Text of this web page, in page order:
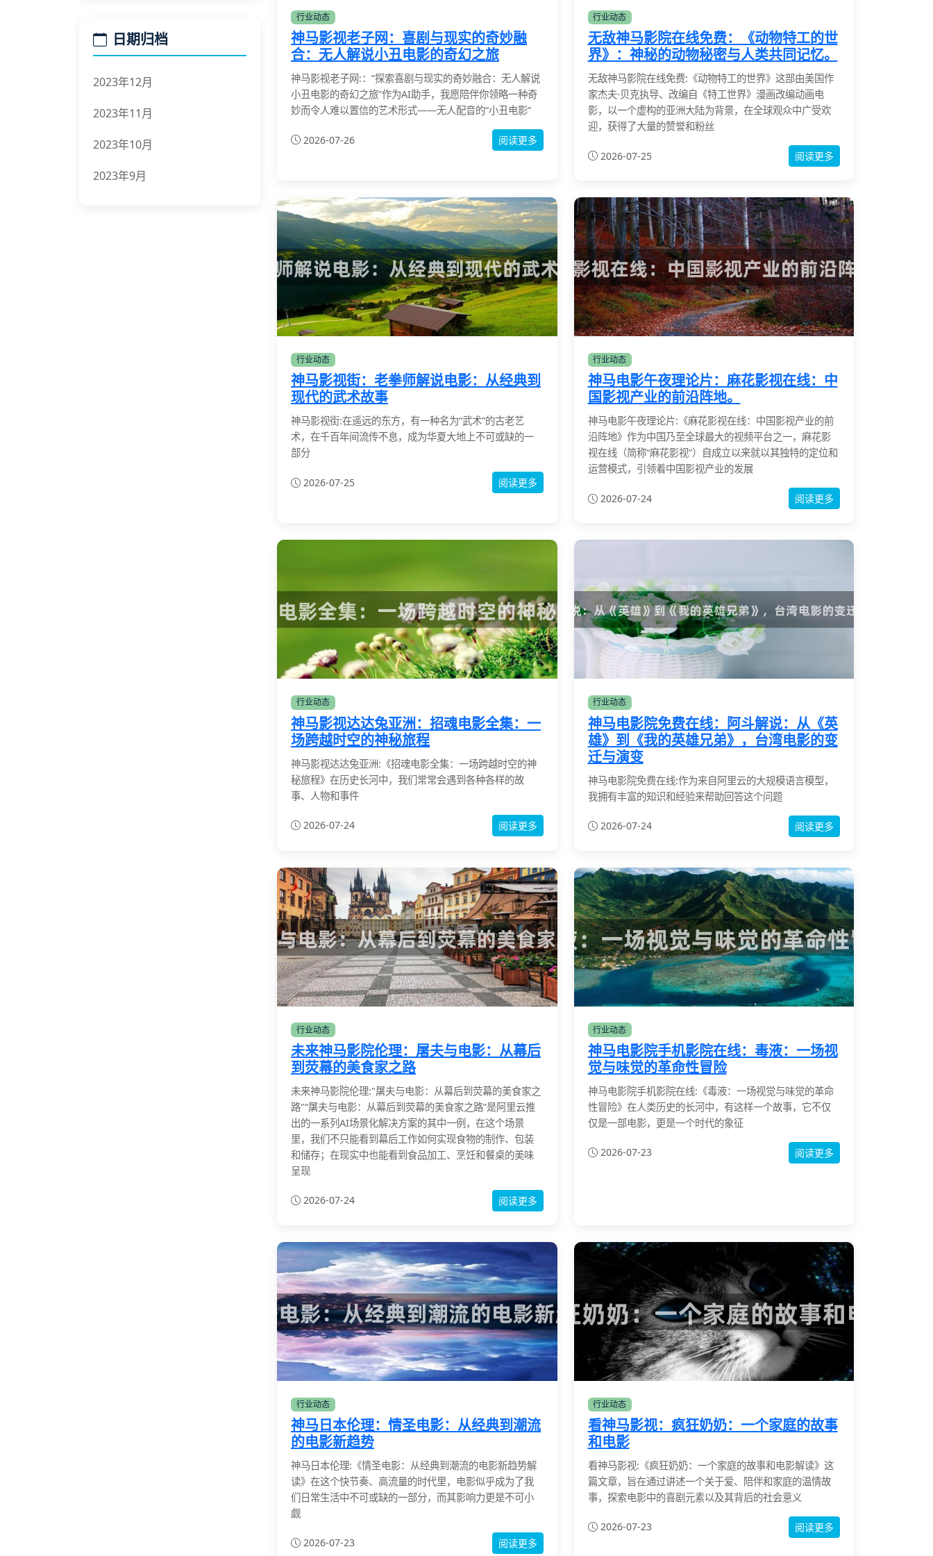
日期归档
2023年12月
2023年11月
2023年10月
2023年9月
行业动态
神马影视老子网：喜剧与现实的奇妙融
合：无人解说小丑电影的奇幻之旅
神马影视老子网:：“探索喜剧与现实的奇妙融合：无人解说
小丑电影的奇幻之旅”作为AI助手，我愿陪伴你领略一种奇
妙而令人难以置信的艺术形式——无人配音的“小丑电影”
2026-07-26 阅读更多
行业动态
无敌神马影院在线免费：《动物特工的世
界》：神秘的动物秘密与人类共同记忆。
无敌神马影院在线免费:《动物特工的世界》这部由美国作
家杰夫·贝克执导、改编自《特工世界》漫画改编动画电
影，以一个虚构的亚洲大陆为背景，在全球观众中广受欢
迎，获得了大量的赞誉和粉丝
2026-07-25 阅读更多
行业动态
神马影视街：老拳师解说电影：从经典到
现代的武术故事
神马影视街:在遥远的东方，有一种名为“武术”的古老艺
术，在千百年间流传不息，成为华夏大地上不可或缺的一
部分
2026-07-25 阅读更多
行业动态
神马电影午夜理论片：麻花影视在线：中
国影视产业的前沿阵地。
神马电影午夜理论片:《麻花影视在线：中国影视产业的前
沿阵地》作为中国乃至全球最大的视频平台之一，麻花影
视在线（简称“麻花影视”）自成立以来就以其独特的定位和
运营模式，引领着中国影视产业的发展
2026-07-24 阅读更多
行业动态
神马影视达达兔亚洲：招魂电影全集：一
场跨越时空的神秘旅程
神马影视达达兔亚洲:《招魂电影全集：一场跨越时空的神
秘旅程》在历史长河中，我们常常会遇到各种各样的故
事、人物和事件
2026-07-24 阅读更多
行业动态
神马电影院免费在线：阿斗解说：从《英
雄》到《我的英雄兄弟》，台湾电影的变
迁与演变
神马电影院免费在线:作为来自阿里云的大规模语言模型，
我拥有丰富的知识和经验来帮助回答这个问题
2026-07-24 阅读更多
行业动态
未来神马影院伦理：屠夫与电影：从幕后
到荧幕的美食家之路
未来神马影院伦理:"屠夫与电影：从幕后到荧幕的美食家之
路"“屠夫与电影：从幕后到荧幕的美食家之路”是阿里云推
出的一系列AI场景化解决方案的其中一例，在这个场景
里，我们不只能看到幕后工作如何实现食物的制作、包装
和储存；在现实中也能看到食品加工、烹饪和餐桌的美味
呈现
2026-07-24 阅读更多
行业动态
神马电影院手机影院在线：毒液：一场视
觉与味觉的革命性冒险
神马电影院手机影院在线:《毒液：一场视觉与味觉的革命
性冒险》在人类历史的长河中，有这样一个故事，它不仅
仅是一部电影，更是一个时代的象征
2026-07-23 阅读更多
行业动态
神马日本伦理：情圣电影：从经典到潮流
的电影新趋势
神马日本伦理:《情圣电影：从经典到潮流的电影新趋势解
读》在这个快节奏、高流量的时代里，电影似乎成为了我
们日常生活中不可或缺的一部分，而其影响力更是不可小
觑
2026-07-23 阅读更多
行业动态
看神马影视：疯狂奶奶：一个家庭的故事
和电影
看神马影视:《疯狂奶奶：一个家庭的故事和电影解读》这
篇文章，旨在通过讲述一个关于爱、陪伴和家庭的温情故
事，探索电影中的喜剧元素以及其背后的社会意义
2026-07-23 阅读更多